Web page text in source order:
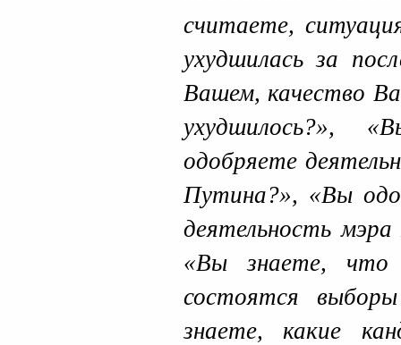
считаете,
ухудшилась за
Вашем, качество
ухудшилось?»,
одобряете
Путина?», «Вы
деятельность
«Вы знаете, что
состоятся
знаете, какие